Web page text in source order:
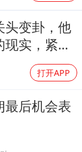
头变卦，他
实，紧急
打开APP
最后机会表